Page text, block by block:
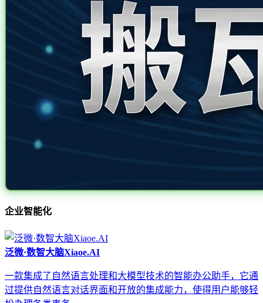
企业智能化
泛微·数智大脑Xiaoe.AI
一款集成了自然语言处理和大模型技术的智能办公助手，它通
过提供自然语言对话界面和开放的集成能力，使得用户能够轻